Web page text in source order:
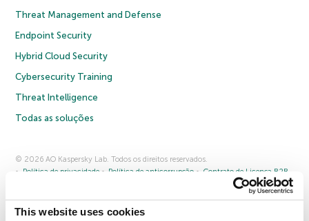
This website uses cookies
Threat Management and Defense
Endpoint Security
Hybrid Cloud Security
Cybersecurity Training
Threat Intelligence
Todas as soluções
© 2026 AO Kaspersky Lab. Todos os direitos reservados.
Política de privacidade
Política de anticorrupção
Contrato de Licença B2B
Cookies
Fale conosco Sobre a Kaspersky Parceiros